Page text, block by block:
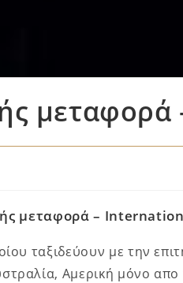
μεταφορά –
ταξιδεύουν με την
Αμερική μόνο